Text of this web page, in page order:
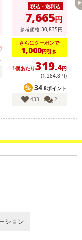
ロジー「テトラソー
くPHA*2配合。乾燥
ルコノラクトン
税込・送料込
7,665円
参考価格 30,835円
さらにクーポンで
1,000円引き
1個あたり319.4円
(1,284.8円)
34.8ポイント
433
2
ション